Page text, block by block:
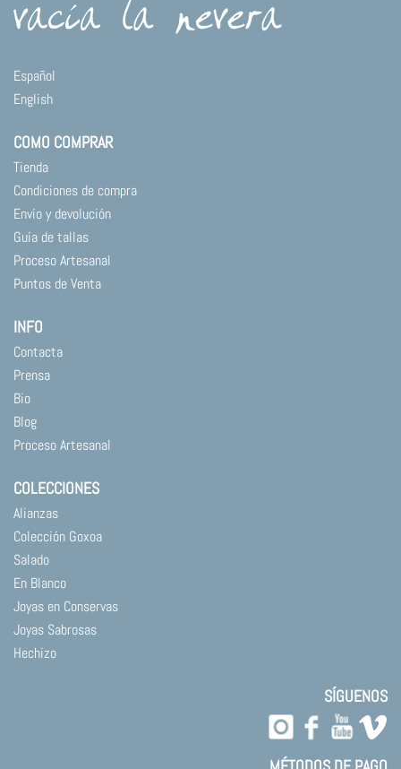
Español
English
COMO COMPRAR
Tienda
Condiciones de compra
Envío y devolución
Guía de tallas
Proceso Artesanal
Puntos de Venta
INFO
Contacta
Prensa
Bio
Blog
Proceso Artesanal
COLECCIONES
Alianzas
Colección Goxoa
Salado
En Blanco
Joyas en Conservas
Joyas Sabrosas
Hechizo
SÍGUENOS